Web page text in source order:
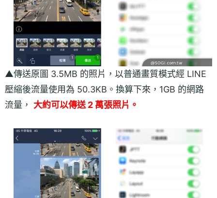
▲傳送原圖 3.5MB 的照片，以普通畫質模式經 LINE
壓縮後流量使用為 50.3KB。換算下來，1GB 的網路
流量， 大約可以傳送 2 萬張照片。